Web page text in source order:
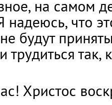
на самом
что
будут
так,
Христос